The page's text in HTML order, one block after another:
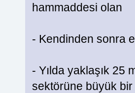
hammaddesi olan
- Kendinden sonra
- Yılda yaklaşık 25
sektörüne büyük